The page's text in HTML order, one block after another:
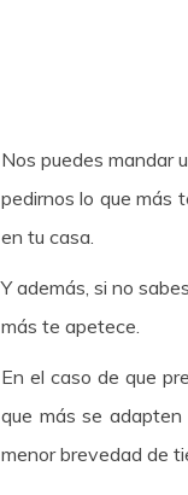
Nos puedes mandar
pedirnos lo que más
en tu casa.
Y además, si no
más te apetece.
En el caso de que
que más se
menor brevedad de